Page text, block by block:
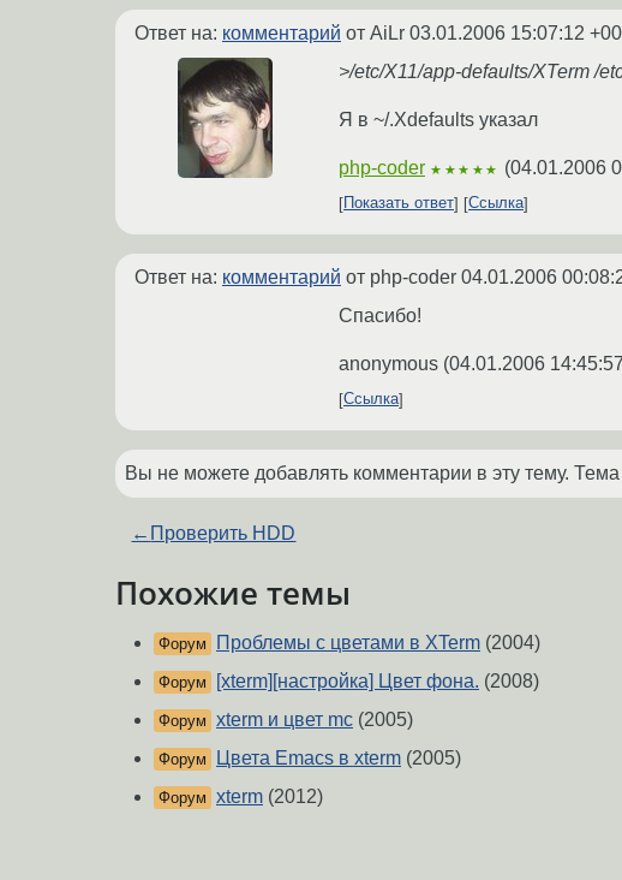
Ответ на: комментарий от AiLr 03.01.2006 15:07:12
>/etc/X11/app-defaults/XTerm /
Я в ~/.Xdefaults указал
php-coder ★★★★★ (04.01.2006
Показать ответ Ссылка
Ответ на: комментарий от php-coder 04.01.2006
Спасибо!
anonymous (04.01.2006
Ссылка
Вы не можете добавлять комментарии в эту тему.
← Проверить HDD
Похожие темы
Форум Проблемы с цветами в XTerm (2004)
Форум [xterm][настройка] Цвет фона. (2008)
Форум xterm и цвет mc (2005)
Форум Цвета Emacs в xterm (2005)
Форум xterm (2012)